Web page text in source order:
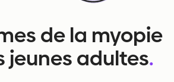
de la myopie
jeunes adultes.